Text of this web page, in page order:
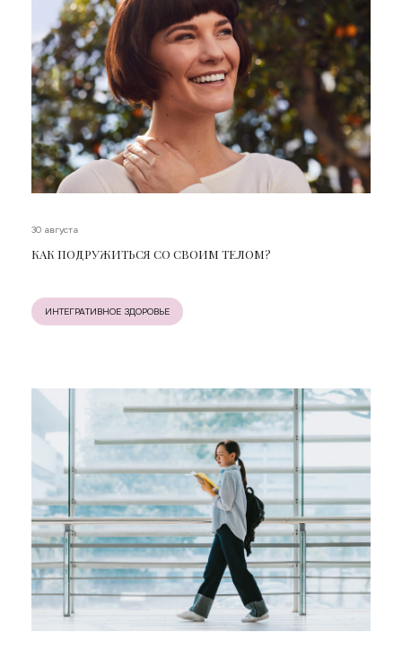
30 августа
КАК ПОДРУЖИТЬСЯ СО СВОИМ ТЕЛОМ?
ИНТЕГРАТИВНОЕ ЗДОРОВЬЕ